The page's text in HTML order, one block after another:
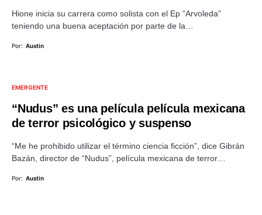
Hione inicia su carrera como solista con el Ep “Arvoleda”
teniendo una buena aceptación por parte de la…
Por: Austin
EMERGENTE
“Nudus” es una película película mexicana
de terror psicológico y suspenso
“Me he prohibido utilizar el término ciencia ficción”, dice Gibrán
Bazán, director de “Nudus”, película mexicana de terror…
Por: Austin